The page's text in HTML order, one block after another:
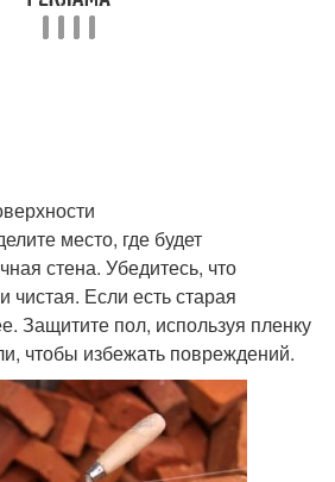
место, где будет
стена. Убедитесь, что
чистая. Если есть старая
Защитите пол, используя пленку
чтобы избежать повреждений.